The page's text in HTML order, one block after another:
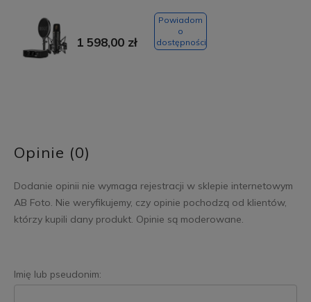
1 598,00 zł
Powiadom
o
dostępności
Opinie (0)
Dodanie opinii nie wymaga rejestracji w sklepie internetowym
AB Foto. Nie weryfikujemy, czy opinie pochodzą od klientów,
którzy kupili dany produkt. Opinie są moderowane.
Imię lub pseudonim: